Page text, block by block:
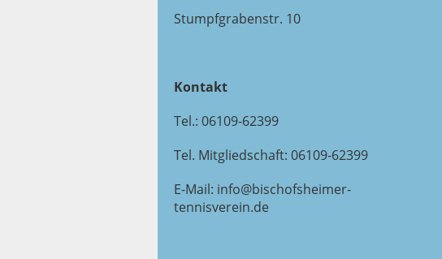
Stumpfgrabenstr. 10
Kontakt
Tel.: 06109-62399
Tel. Mitgliedschaft: 06109-62399
E-Mail: info@bischofsheimer-
tennisverein.de